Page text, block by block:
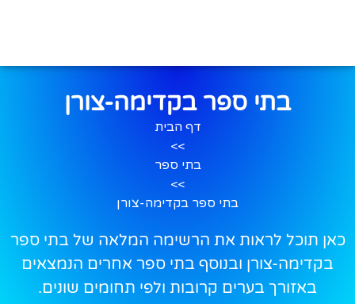
בתי ספר בקדימה-צורן
דף הבית
>>
בתי ספר
>>
בתי ספר בקדימה-צורן
כאן תוכל לראות את הרשימה המלאה של בתי ספר
בקדימה-צורן ובנוסף בתי ספר אחרים הנמצאים
באזורך בערים קרובות ולפי תחומים שונים.